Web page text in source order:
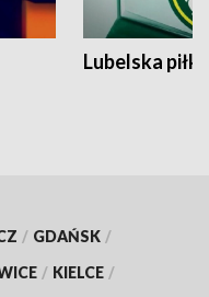
Lubelska piłka
/ GDAŃSK /
/ KIELCE /